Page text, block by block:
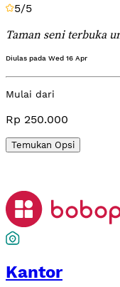
5/5
Taman seni terbuka
Diulas pada Wed 16 Apr
Mulai dari
Rp 250.000
Temukan Opsi
Kantor